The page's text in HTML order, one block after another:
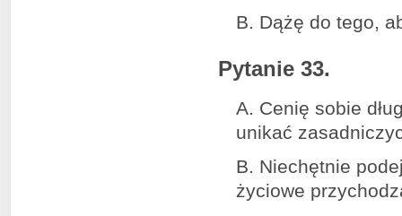
B. Dążę do tego,
Pytanie 33.
A. Cenię sobie
unikać
B. Niechętnie
życiowe